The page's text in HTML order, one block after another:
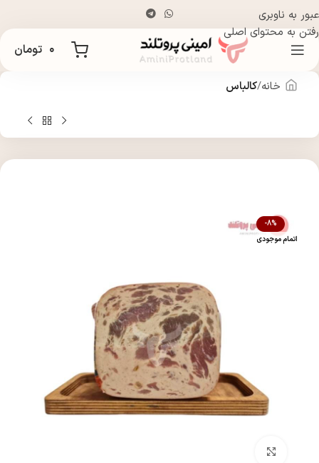
عبور به ناوبری
رفتن به محتوای اصلی
۰ تومان
خانه کالباس
-8%
اتمام موجودی